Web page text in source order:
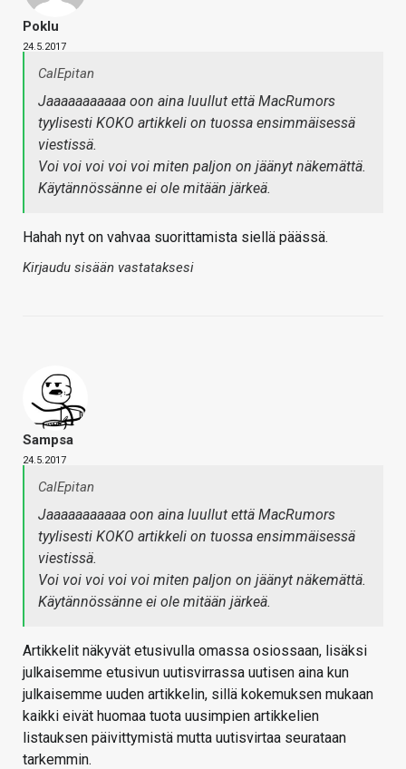
Poklu
24.5.2017
CalEpitan
Jaaaaaaaaaaa oon aina luullut että MacRumors
tyylisesti KOKO artikkeli on tuossa ensimmäisessä
viestissä.
Voi voi voi voi voi miten paljon on jäänyt näkemättä.
Käytännössänne ei ole mitään järkeä.
Hahah nyt on vahvaa suorittamista siellä päässä.
Kirjaudu sisään vastataksesi
Sampsa
24.5.2017
CalEpitan
Jaaaaaaaaaaa oon aina luullut että MacRumors
tyylisesti KOKO artikkeli on tuossa ensimmäisessä
viestissä.
Voi voi voi voi voi miten paljon on jäänyt näkemättä.
Käytännössänne ei ole mitään järkeä.
Artikkelit näkyvät etusivulla omassa osiossaan, lisäksi
julkaisemme etusivun uutisvirrassa uutisen aina kun
julkaisemme uuden artikkelin, sillä kokemuksen mukaan
kaikki eivät huomaa tuota uusimpien artikkelien
listauksen päivittymistä mutta uutisvirtaa seurataan
tarkemmin.